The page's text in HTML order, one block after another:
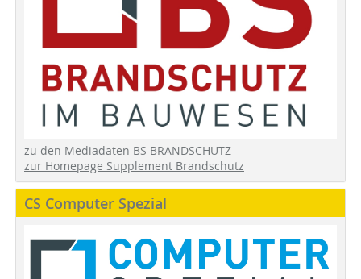
zu den Mediadaten BS BRANDSCHUTZ
zur Homepage Supplement Brandschutz
CS Computer Spezial